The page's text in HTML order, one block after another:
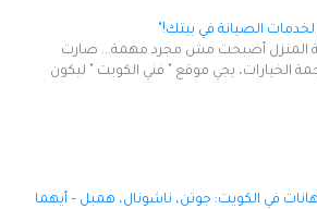
الصيانة في بيتك!"
المنزل أصبحت مش مجرد مهمة... صارت
يجي موقع " فني الكويت " ليكون
في الكويت: جوتن، ناشونال، همبل – أيهما